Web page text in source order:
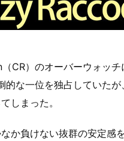
CR）のオーバーウォッ
な一位を独占していた
しまった。
か負けない抜群の安定感